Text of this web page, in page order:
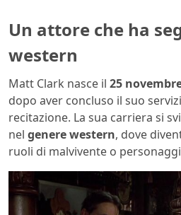
Un attore che ha
western
Matt Clark nasce il 25
dopo aver concluso il suo
recitazione. La sua carriera si
nel genere western, dove
ruoli di malvivente o